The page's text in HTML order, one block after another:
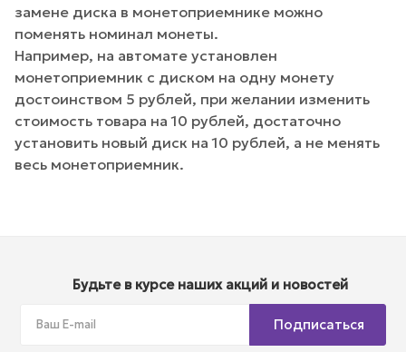
замене диска в монетоприемнике можно
поменять номинал монеты.
Например, на автомате установлен
монетоприемник с диском на одну монету
достоинством 5 рублей, при желании изменить
стоимость товара на 10 рублей, достаточно
установить новый диск на 10 рублей, а не менять
весь монетоприемник.
Будьте в курсе наших акций и новостей
Подписаться